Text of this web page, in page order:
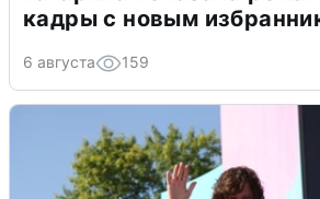
кадры с новым
6 августа 159